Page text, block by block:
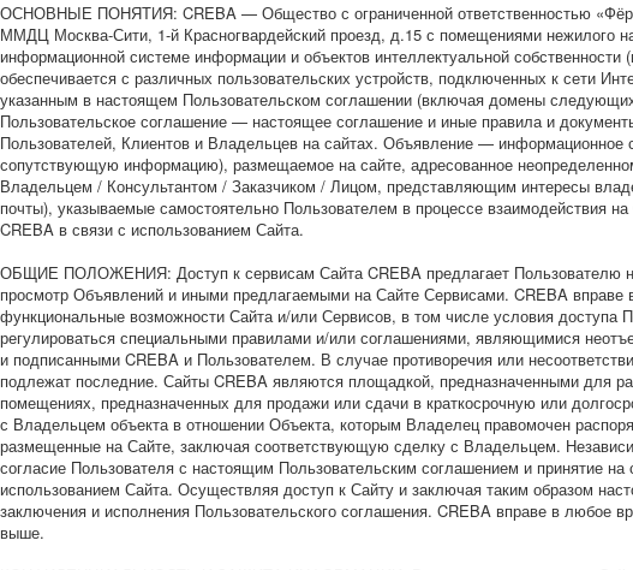
ОСНОВНЫЕ ПОНЯТИЯ: CREBA — Общество с ограниченной ответственностью
ММДЦ Москва-Сити, 1-й Красногвардейский проезд, д.15 с помещениями нежилого
информационной системе информации и объектов интеллектуальной
обеспечивается с различных пользовательских устройств, подключенных к сети
указанным в настоящем Пользовательском соглашении (включая домены
Пользовательское соглашение — настоящее соглашение и иные правила и
Пользователей, Клиентов и Владельцев на сайтах. Объявление —
сопутствующую информацию), размещаемое на сайте, адресованное
Владельцем / Консультантом / Заказчиком / Лицом, представляющим интересы
почты), указываемые самостоятельно Пользователем в процессе
CREBA в связи с использованием Сайта.
ОБЩИЕ ПОЛОЖЕНИЯ: Доступ к сервисам Сайта CREBA предлагает Пользователю на
просмотр Объявлений и иными предлагаемыми на Сайте Сервисами. CREBA вправе
функциональные возможности Сайта и/или Сервисов, в том числе условия
регулироваться специальными правилами и/или соглашениями, являющимися
и подписанными CREBA и Пользователем. В случае противоречия или
подлежат последние. Сайты CREBA являются площадкой, предназначенными для
помещениях, предназначенных для продажи или сдачи в краткосрочную или
с Владельцем объекта в отношении Объекта, которым Владелец правомочен
размещенные на Сайте, заключая соответствующую сделку с Владельцем.
согласие Пользователя с настоящим Пользовательским соглашением и принятие
использованием Сайта. Осуществляя доступ к Сайту и заключая таким образом
заключения и исполнения Пользовательского соглашения. CREBA вправе в любое
выше.